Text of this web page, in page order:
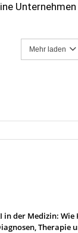
Mehr laden
in der Medizin:
Therapie